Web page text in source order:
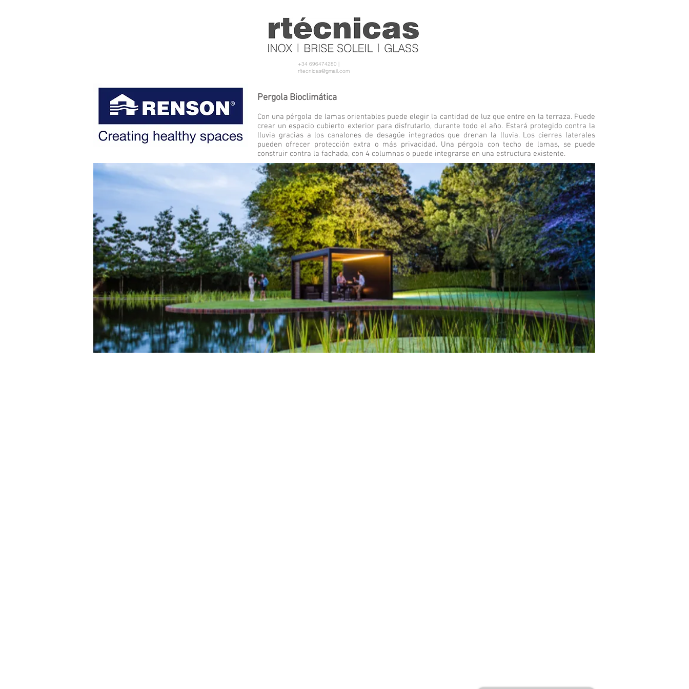
+34 696474280 |
rftecnicas@gmail.com
Pergola Bioclimática
Con una pérgola de lamas orientables puede elegir la cantidad de luz que entre en la terraza. Puede
crear un espacio cubierto exterior para disfrutarlo, durante todo el año. Estará protegido contra la
lluvia gracias a los canalones de desagüe integrados que drenan la lluvia. Los cierres laterales
pueden ofrecer protección extra o más privacidad. Una pérgola con techo de lamas, se puede
construir contra la fachada, con 4 columnas o puede integrarse en una estructura existente.